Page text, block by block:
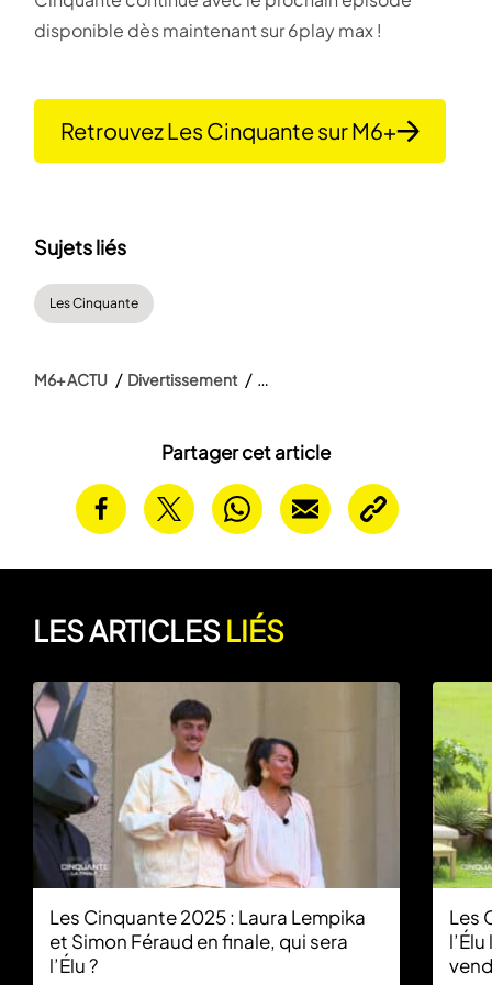
Partager cet article
disponible dès maintenant sur 6play max !
Retrouvez Les Cinquante sur M6+
Sujets liés
Les Cinquante
M6+ ACTU Divertissement
LES ARTICLESLIÉS
Les Cinquante 2025 : Laura Lempika
et Simon Féraud en finale, qui sera
l’Élu ?
Les